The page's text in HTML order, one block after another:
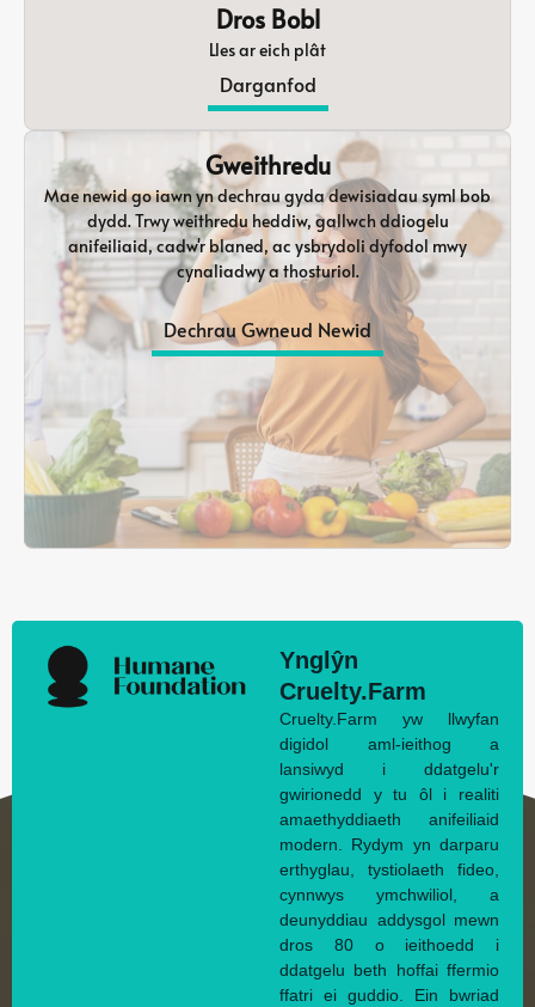
Dros Bobl
Lles ar eich plât
Darganfod
Gweithredu
Mae newid go iawn yn dechrau gyda dewisiadau syml bob
dydd. Trwy weithredu heddiw, gallwch ddiogelu
anifeiliaid, cadw'r blaned, ac ysbrydoli dyfodol mwy
cynaliadwy a thosturiol.
Dechrau Gwneud Newid
Ynglŷn
Cruelty.Farm
Cruelty.Farm yw llwyfan
digidol aml-ieithog a
lansiwyd i ddatgelu'r
gwirionedd y tu ôl i realiti
amaethyddiaeth anifeiliaid
modern. Rydym yn darparu
erthyglau, tystiolaeth fideo,
cynnwys ymchwiliol, a
deunyddiau addysgol mewn
dros 80 o ieithoedd i
ddatgelu beth hoffai ffermio
ffatri ei guddio. Ein bwriad